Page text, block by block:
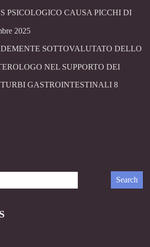
PSICOLOGICO CAUSA PICCHI DI
2025
SOTTOVALUTATO DELLO
NEL SUPPORTO DEI
GASTROINTESTINALI 8